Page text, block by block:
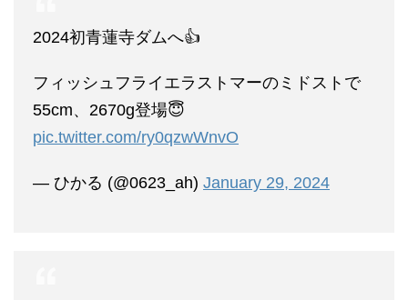
2024初青蓮寺ダムへ👍
フィッシュフライエラストマーのミドストで
55cm、2670g登場😇
pic.twitter.com/ry0qzwWnvO
— ひかる (@0623_ah) January 29, 2024